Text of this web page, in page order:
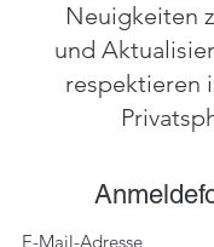
Neuigkeiten
und
respektieren